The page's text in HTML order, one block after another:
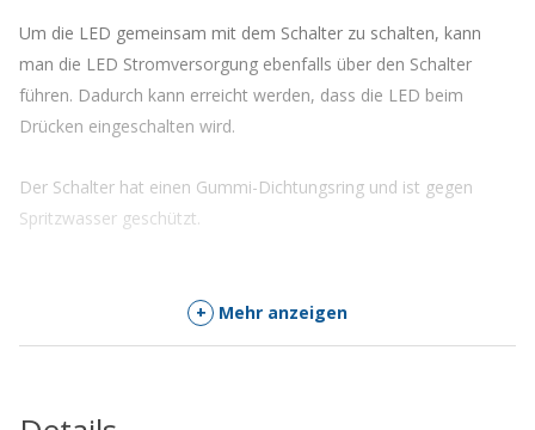
Um die LED gemeinsam mit dem Schalter zu schalten, kann
man die LED Stromversorgung ebenfalls über den Schalter
führen. Dadurch kann erreicht werden, dass die LED beim
Drücken eingeschalten wird.
Der Schalter hat einen Gummi-Dichtungsring und ist gegen
Spritzwasser geschützt.
+ Mehr anzeigen